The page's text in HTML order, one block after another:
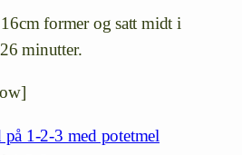
former og satt midt i
minutter.